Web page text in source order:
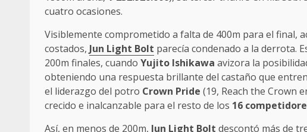
cuatro ocasiones.
Visiblemente comprometido a falta de 400m para el final,
costados, Jun Light Bolt parecía condenado a la derrota.
200m finales, cuando Yujito Ishikawa avizora la
obteniendo una respuesta brillante del castaño que
el liderazgo del potro Crown Pride (19, Reach the Crown
crecido e inalcanzable para el resto de los 16
Así, en menos de 200m, Jun Light Bolt descontó más de